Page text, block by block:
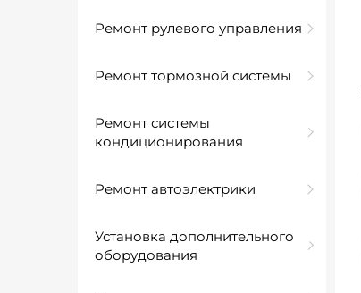
Ремонт рулевого управления
Ремонт тормозной системы
Ремонт системы
кондиционирования
Ремонт автоэлектрики
Установка дополнительного
оборудования